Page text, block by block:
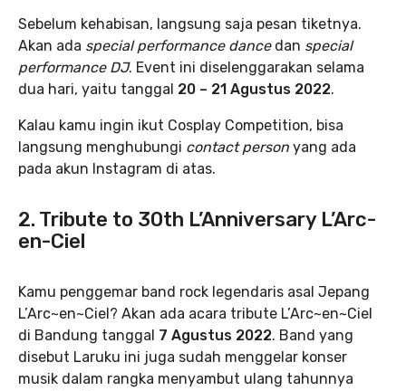
Sebelum kehabisan, langsung saja pesan tiketnya.
Akan ada special performance dance dan special
performance DJ. Event ini diselenggarakan selama
dua hari, yaitu tanggal 20 – 21 Agustus 2022.
Kalau kamu ingin ikut Cosplay Competition, bisa
langsung menghubungi contact person yang ada
pada akun Instagram di atas.
2. Tribute to 30th L’Anniversary L’Arc-
en-Ciel
Kamu penggemar band rock legendaris asal Jepang
L’Arc~en~Ciel? Akan ada acara tribute L’Arc~en~Ciel
di Bandung tanggal 7 Agustus 2022. Band yang
disebut Laruku ini juga sudah menggelar konser
musik dalam rangka menyambut ulang tahunnya